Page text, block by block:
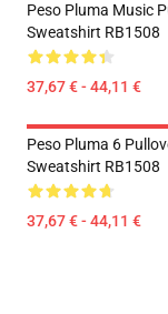
Peso Pluma Music
Sweatshirt RB1508
37,67 € - 44,11 €
Peso Pluma 6
Sweatshirt RB1508
37,67 € - 44,11 €